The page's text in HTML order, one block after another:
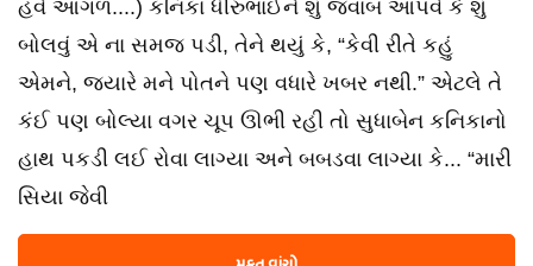
હવે આગળ....) કનિકા ધીરુભાઈને શું જવાબ આપવે કે શું
બોલવું એ ના સમજ પડી, તેને થયું કે, “કેવી રીતે કહું
એમને, જયારે મને પોતને પણ વધારે ખબર નથી.” એટલે તે
કંઈ પણ બોલ્યા વગર ચૂપ ઊભી રહી તો સુધાબેન કનિકાનો
હાથ પકડી લઈ રોવા લાગ્યા અને બબડવા લાગ્યા કે... “મારી
સિયા જેવી